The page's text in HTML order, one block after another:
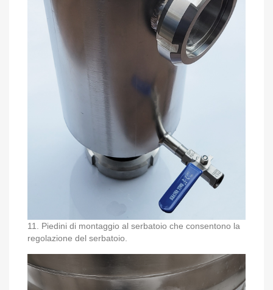
11. Piedini di montaggio al serbatoio che consentono la
regolazione del serbatoio.